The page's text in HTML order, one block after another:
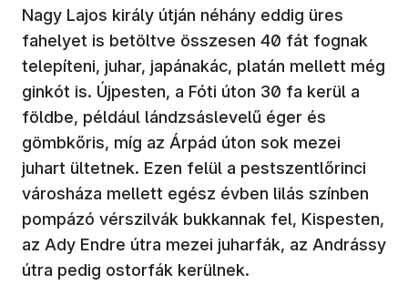
Nagy Lajos király útján néhány eddig üres
fahelyet is betöltve összesen 40 fát fognak
telepíteni, juhar, japánakác, platán mellett még
ginkót is. Újpesten, a Fóti úton 30 fa kerül a
földbe, például lándzsáslevelű éger és
gömbkőris, míg az Árpád úton sok mezei
juhart ültetnek. Ezen felül a pestszentlőrinci
városháza mellett egész évben lilás színben
pompázó vérszilvák bukkannak fel, Kispesten,
az Ady Endre útra mezei juharfák, az Andrássy
útra pedig ostorfák kerülnek.